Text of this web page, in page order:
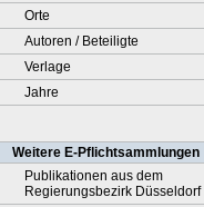
Orte
Autoren / Beteiligte
Verlage
Jahre
Weitere E-Pflichtsammlungen
Publikationen aus dem
Regierungsbezirk Düsseldorf